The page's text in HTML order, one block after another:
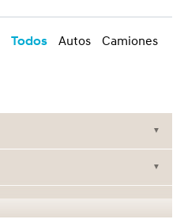
Todos Autos
Camiones
▼
▼